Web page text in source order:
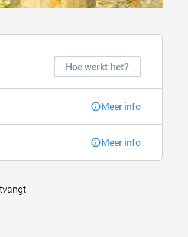
Hoe werkt het?
Meer info
Meer info